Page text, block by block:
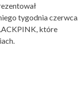
tygodnia czerwca.
które